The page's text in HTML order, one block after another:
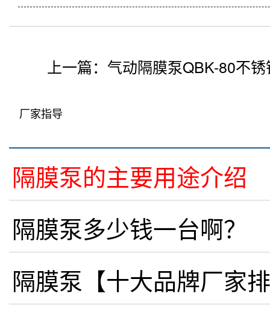
上一篇： 气动隔膜泵QBK-80不
厂家指导
隔膜泵的主要用途介绍
隔膜泵多少钱一台啊？
隔膜泵【十大品牌厂家